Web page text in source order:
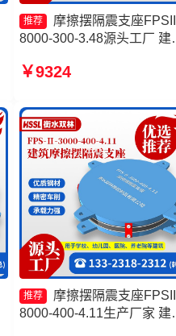
推荐
摩擦摆隔震支座
8000-300-3.48源头工厂 建
座FPSII-3000-400-4.11厂
300-3.48厂家
￥9324
推荐
摩擦摆隔震支座
8000-400-4.11生产厂家 建